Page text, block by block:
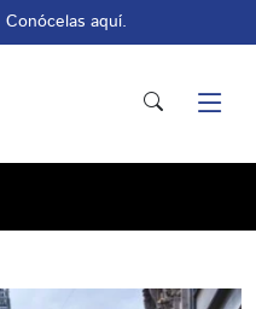
Conócelas aquí.